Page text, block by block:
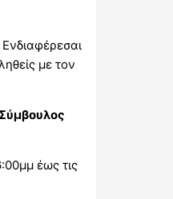
με τον
Σύμβουλος
έως τις